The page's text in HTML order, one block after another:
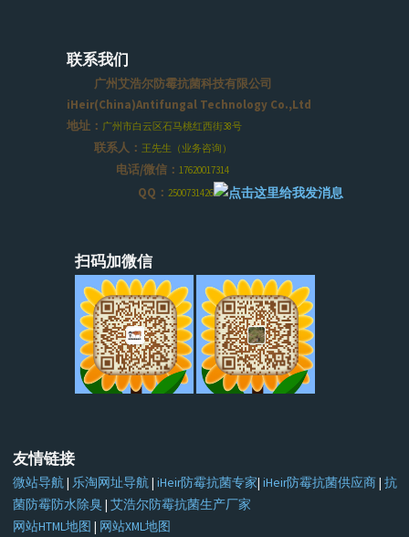
联系我们
广州艾浩尔防霉抗菌科技有限公司
iHeir(China)Antifungal Technology Co.,Ltd
地址： 广州市白云区石马桃红西街38号
联系人： 王先生（业务咨询）
电话/微信： 17620017314
QQ： 2500731426
扫码加微信
友情链接
微站导航| 乐淘网址导航| iHeir防霉抗菌专家| iHeir防霉抗菌供应商| 抗
菌防霉防水除臭| 艾浩尔防霉抗菌生产厂家
网站HTML地图 | 网站XML地图